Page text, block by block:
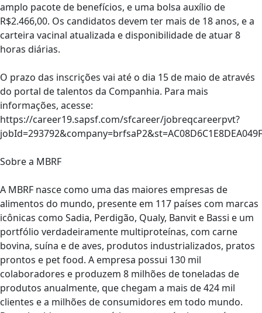
amplo pacote de benefícios, e uma bolsa auxílio de
R$2.466,00. Os candidatos devem ter mais de 18 anos, e a
carteira vacinal atualizada e disponibilidade de atuar 8
horas diárias.
O prazo das inscrições vai até o dia 15 de maio de através
do portal de talentos da Companhia. Para mais
informações, acesse:
https://career19.sapsf.com/sfcareer/jobreqcareerpvt?
Sobre a MBRF
A MBRF nasce como uma das maiores empresas de
alimentos do mundo, presente em 117 países com marcas
icônicas como Sadia, Perdigão, Qualy, Banvit e Bassi e um
portfólio verdadeiramente multiproteínas, com carne
bovina, suína e de aves, produtos industrializados, pratos
prontos e pet food. A empresa possui 130 mil
colaboradores e produzem 8 milhões de toneladas de
produtos anualmente, que chegam a mais de 424 mil
clientes e a milhões de consumidores em todo mundo.